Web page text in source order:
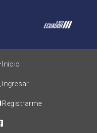
Inicio
Ingresar
Registrarme